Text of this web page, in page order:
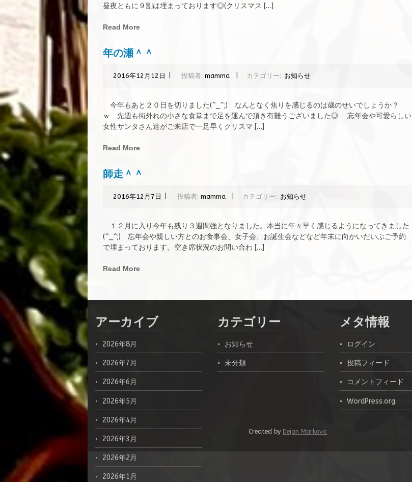
昼夜ともに９割は埋まっております◎(クリスマス […]
Read More
年の瀬＾＾
2016年12月12日 投稿者: mamma カテゴリー: お知らせ
今年もあと２０日を切りました(^_^;) なんとなく焦りを感じるのは歳のせいでしょうか？
ｗ 先週も街外れの小さな食堂まで足を運んで頂き有難うございました◎ 忘年会や可愛らしい
女性サンタさん達がご来店で一足早くクリスマ […]
Read More
師走＾＾
2016年12月7日 投稿者: mamma カテゴリー: お知らせ
１２月に入り今年も残り３週間強となりました。本当に年々早く感じるようになってきました
(^_^;) 忘年会や親しい方とのお食事会、女子会、お誕生会などなど年末に向かいだいぶご予約
で埋まっております。空き席状況のお問い合わ […]
Read More
アーカイブ
2026年8月
2026年7月
2026年6月
2026年5月
2026年4月
2026年3月
2026年2月
2026年1月
カテゴリー
お知らせ
未分類
メタ情報
ログイン
投稿フィード
コメントフィード
WordPress.org
Created by Dejan Markovic